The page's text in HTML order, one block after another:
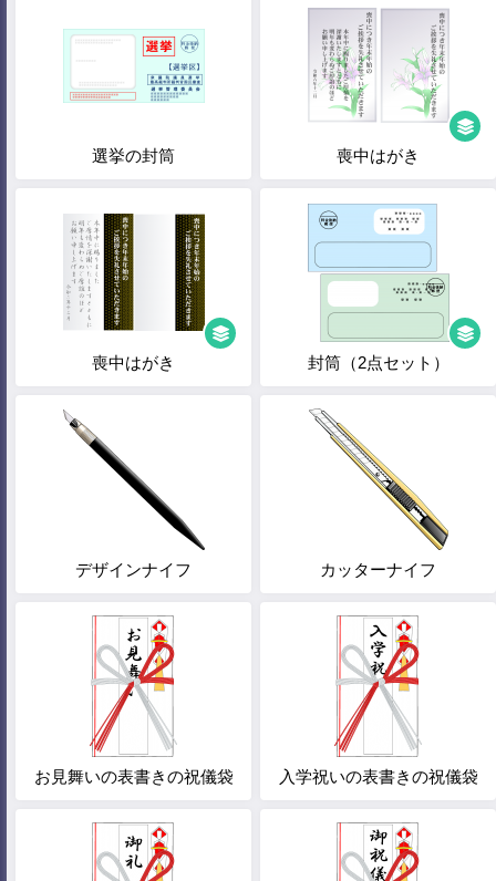
選挙の封筒 喪中はがき
喪中はがき 封筒（2点セット）
デザインナイフ カッターナイフ
お見舞いの表書きの祝儀袋 入学祝いの表書きの祝儀袋